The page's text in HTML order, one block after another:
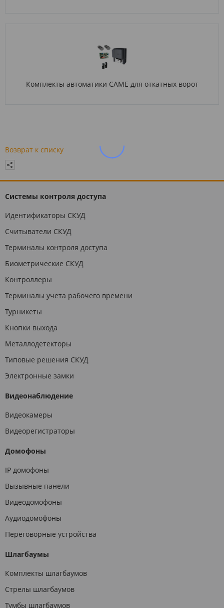
Комплекты автоматики CAME для откатных ворот
Возврат к списку
Системы контроля доступа
Идентификаторы СКУД
Считыватели СКУД
Терминалы контроля доступа
Биометрические СКУД
Контроллеры
Терминалы учета рабочего времени
Турникеты
Кнопки выхода
Металлодетекторы
Типовые решения СКУД
Электронные замки
Видеонаблюдение
Видеокамеры
Видеорегистраторы
Домофоны
IP домофоны
Вызывные панели
Видеодомофоны
Аудиодомофоны
Переговорные устройства
Шлагбаумы
Комплекты шлагбаумов
Стрелы шлагбаумов
Тумбы шлагбаумов